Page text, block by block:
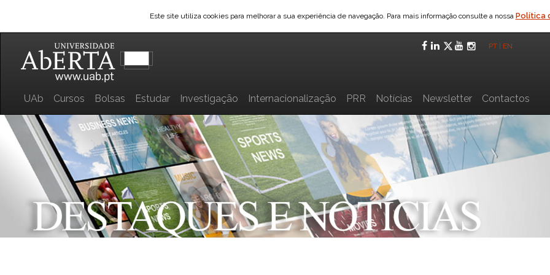
Este site utiliza cookies para melhorar a sua experiência de navegação. Para mais informação consulte a nossa Política
Facebook
LinkedIn
Twitter
YouTube
PT EN
UAb Cursos Bolsas Estudar Investigação Internacionalização PRR Notícias Newsletter Contactos